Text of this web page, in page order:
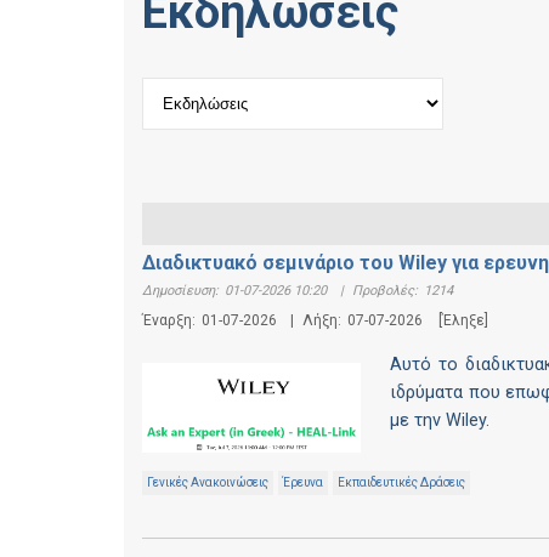
Εκδηλώσεις
Διαδικτυακό σεμινάριο του Wiley για
Δημοσίευση: 01-07-2026 10:20 | Προβολές: 1214
Έναρξη: 01-07-2026 | Λήξη: 07-07-2026 [Έληξε]
Αυτό το
ιδρύματα που
με την Wiley.
Γενικές Ανακοινώσεις Έρευνα Εκπαιδευτικές Δράσεις